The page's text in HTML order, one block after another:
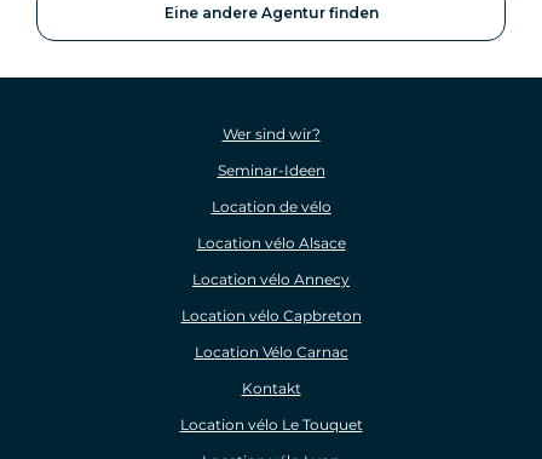
Eine andere Agentur finden
Wer sind wir?
Seminar-Ideen
Location de vélo
Location vélo Alsace
Location vélo Annecy
Location vélo Capbreton
Location Vélo Carnac
Kontakt
Location vélo Le Touquet